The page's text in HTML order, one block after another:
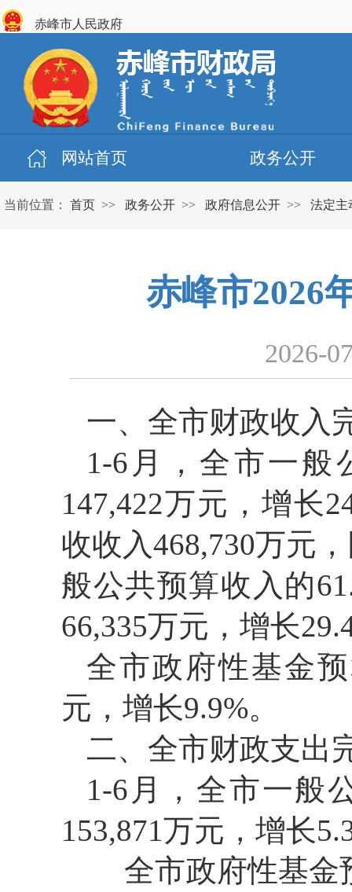
赤峰市人民政府
网站首页 政务公开
当前位置： 首页 >> 政务公开 >> 政府信息公开 >> 法定主
赤峰市2026
2026-
一、全市财政收入
1-6月，全市一般
147,422万元，增长
收收入468,730万元
般公共预算收入的
66,335万元，增长
全市政府性基金
元，增长9.9%。
二、全市财政支出
1-6月，全市一般
153,871万元，增长
全市政府性基金预